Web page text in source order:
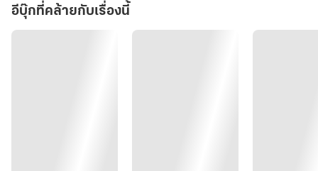
อีบุ๊กที่คล้ายกับเรื่องนี้